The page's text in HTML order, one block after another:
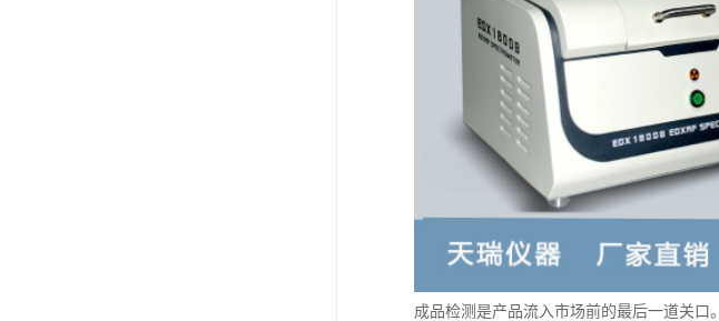
成品检测是产品流入市场前的最后一道关口。